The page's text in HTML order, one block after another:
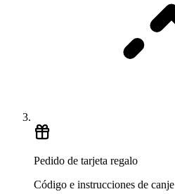
Pedido de tarjeta regalo
Código e instrucciones de canje